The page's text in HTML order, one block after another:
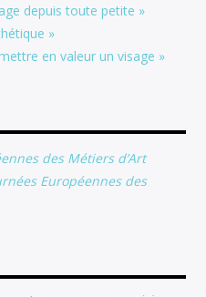
depuis toute petite »
»
en valeur un visage »
des Métiers d’Art
Européennes des